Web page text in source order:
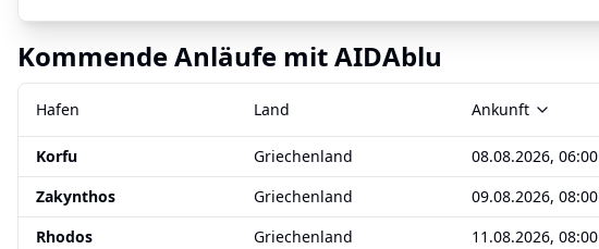
Kommende Anläufe mitAIDAblu
Hafen Land Ankunft
Korfu Griechenland 08.08.2026, 06:00
Zakynthos
Griechenland 09.08.2026, 08:00
Rhodos
Griechenland 11.08.2026, 08:00